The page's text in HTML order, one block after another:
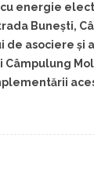
energie
Bunești,
de asociere și
Câmpulung